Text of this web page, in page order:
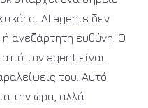
οι AI agents δεν
ή ανεξάρτητη ευθύνη. Ο
τον agent είναι
του. Αυτό
την ώρα, αλλά